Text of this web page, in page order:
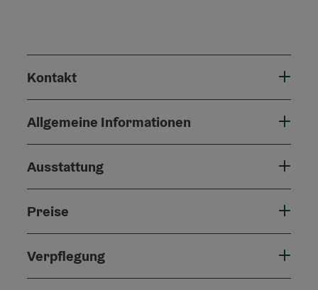
Kontakt
Allgemeine Informationen
Ausstattung
Preise
Verpflegung